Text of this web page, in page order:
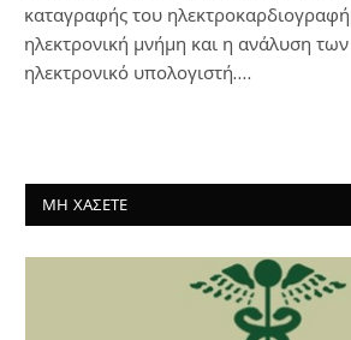
καταγραφής του
ηλεκτρονική μνήμη και η ανάλυση
ηλεκτρονικό υπολογιστή.…
ΜΗ ΧΑΣΕΤΕ